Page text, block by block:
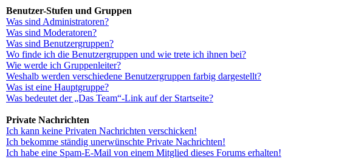
Benutzer-Stufen und Gruppen
Was sind Administratoren?
Was sind Moderatoren?
Was sind Benutzergruppen?
Wo finde ich die Benutzergruppen und wie trete ich ihnen bei?
Wie werde ich Gruppenleiter?
Weshalb werden verschiedene Benutzergruppen farbig dargestellt?
Was ist eine Hauptgruppe?
Was bedeutet der „Das Team“-Link auf der Startseite?
Private Nachrichten
Ich kann keine Privaten Nachrichten verschicken!
Ich bekomme ständig unerwünschte Private Nachrichten!
Ich habe eine Spam-E-Mail von einem Mitglied dieses Forums erhalten!